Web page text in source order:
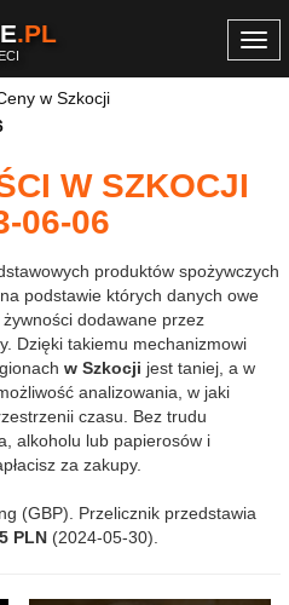
.PL
w Szkocji
W SZKOCJI
06-06
produktów spożywczych
podstawie których danych owe
dodawane przez
Dzięki takiemu mechanizmowi
w Szkocji jest taniej, a w
analizowania, w jaki
czasu. Bez trudu
alkoholu lub papierosów i
za zakupy.
(GBP). Przelicznik przedstawia
PLN (2024-05-30).